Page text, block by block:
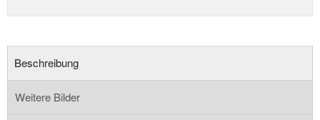
Beschreibung
Weitere Bilder